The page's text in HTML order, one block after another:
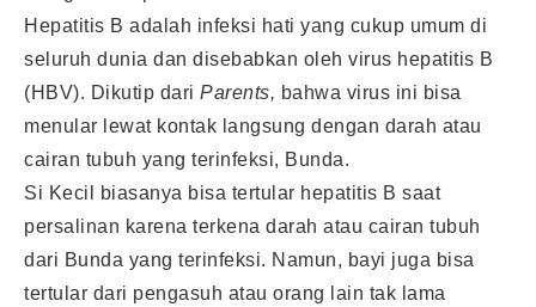
Hepatitis B adalah infeksi hati yang cukup umum di
seluruh dunia dan disebabkan oleh virus hepatitis B
(HBV). Dikutip dari Parents, bahwa virus ini bisa
menular lewat kontak langsung dengan darah atau
cairan tubuh yang terinfeksi, Bunda.
Si Kecil biasanya bisa tertular hepatitis B saat
persalinan karena terkena darah atau cairan tubuh
dari Bunda yang terinfeksi. Namun, bayi juga bisa
tertular dari pengasuh atau orang lain tak lama